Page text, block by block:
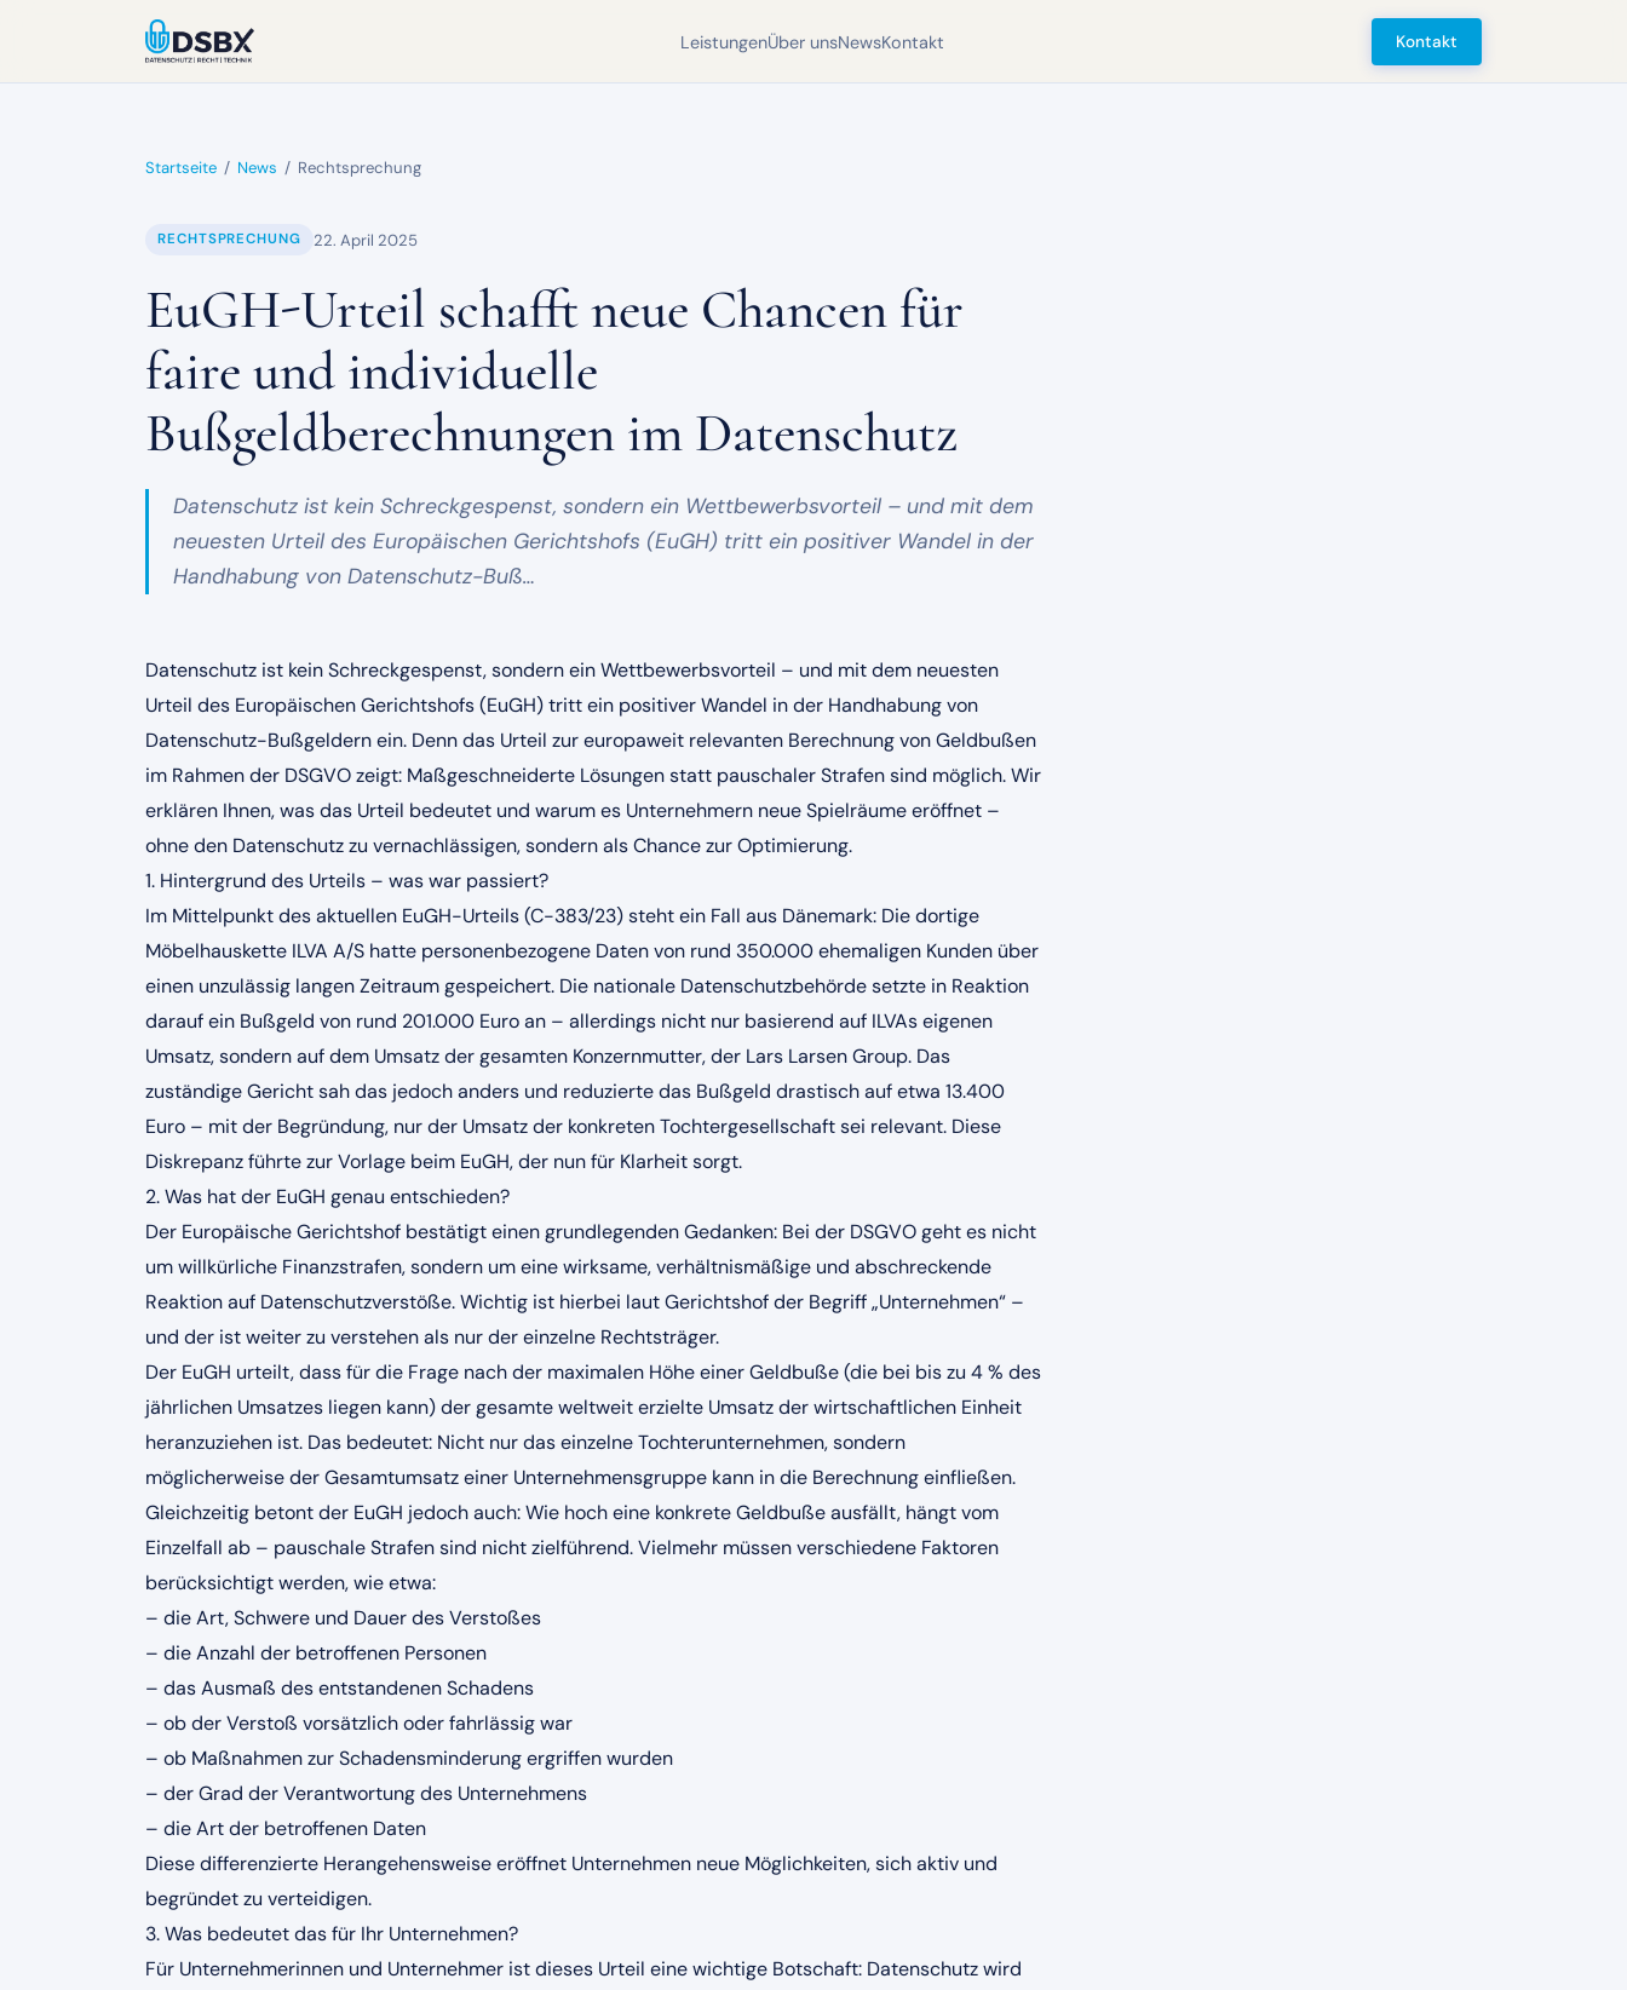
LeistungenÜber unsNewsKontakt Kontakt
Startseite / News / Rechtsprechung
RECHTSPRECHUNG 22. April 2025
EuGH-Urteil schafft neue Chancen für
faire und individuelle
Bußgeldberechnungen im Datenschutz
Datenschutz ist kein Schreckgespenst, sondern ein Wettbewerbsvorteil – und mit dem
neuesten Urteil des Europäischen Gerichtshofs (EuGH) tritt ein positiver Wandel in der
Handhabung von Datenschutz-Buß…
Datenschutz ist kein Schreckgespenst, sondern ein Wettbewerbsvorteil – und mit dem neuesten
Urteil des Europäischen Gerichtshofs (EuGH) tritt ein positiver Wandel in der Handhabung von
Datenschutz-Bußgeldern ein. Denn das Urteil zur europaweit relevanten Berechnung von Geldbußen
im Rahmen der DSGVO zeigt: Maßgeschneiderte Lösungen statt pauschaler Strafen sind möglich. Wir
erklären Ihnen, was das Urteil bedeutet und warum es Unternehmern neue Spielräume eröffnet –
ohne den Datenschutz zu vernachlässigen, sondern als Chance zur Optimierung.
1. Hintergrund des Urteils – was war passiert?
Im Mittelpunkt des aktuellen EuGH-Urteils (C-383/23) steht ein Fall aus Dänemark: Die dortige
Möbelhauskette ILVA A/S hatte personenbezogene Daten von rund 350.000 ehemaligen Kunden über
einen unzulässig langen Zeitraum gespeichert. Die nationale Datenschutzbehörde setzte in Reaktion
darauf ein Bußgeld von rund 201.000 Euro an – allerdings nicht nur basierend auf ILVAs eigenen
Umsatz, sondern auf dem Umsatz der gesamten Konzernmutter, der Lars Larsen Group. Das
zuständige Gericht sah das jedoch anders und reduzierte das Bußgeld drastisch auf etwa 13.400
Euro – mit der Begründung, nur der Umsatz der konkreten Tochtergesellschaft sei relevant. Diese
Diskrepanz führte zur Vorlage beim EuGH, der nun für Klarheit sorgt.
2. Was hat der EuGH genau entschieden?
Der Europäische Gerichtshof bestätigt einen grundlegenden Gedanken: Bei der DSGVO geht es nicht
um willkürliche Finanzstrafen, sondern um eine wirksame, verhältnismäßige und abschreckende
Reaktion auf Datenschutzverstöße. Wichtig ist hierbei laut Gerichtshof der Begriff „Unternehmen“ –
und der ist weiter zu verstehen als nur der einzelne Rechtsträger.
Der EuGH urteilt, dass für die Frage nach der maximalen Höhe einer Geldbuße (die bei bis zu 4 % des
jährlichen Umsatzes liegen kann) der gesamte weltweit erzielte Umsatz der wirtschaftlichen Einheit
heranzuziehen ist. Das bedeutet: Nicht nur das einzelne Tochterunternehmen, sondern
möglicherweise der Gesamtumsatz einer Unternehmensgruppe kann in die Berechnung einfließen.
Gleichzeitig betont der EuGH jedoch auch: Wie hoch eine konkrete Geldbuße ausfällt, hängt vom
Einzelfall ab – pauschale Strafen sind nicht zielführend. Vielmehr müssen verschiedene Faktoren
berücksichtigt werden, wie etwa:
– die Art, Schwere und Dauer des Verstoßes
– die Anzahl der betroffenen Personen
– das Ausmaß des entstandenen Schadens
– ob der Verstoß vorsätzlich oder fahrlässig war
– ob Maßnahmen zur Schadensminderung ergriffen wurden
– der Grad der Verantwortung des Unternehmens
– die Art der betroffenen Daten
Diese differenzierte Herangehensweise eröffnet Unternehmen neue Möglichkeiten, sich aktiv und
begründet zu verteidigen.
3. Was bedeutet das für Ihr Unternehmen?
Für Unternehmerinnen und Unternehmer ist dieses Urteil eine wichtige Botschaft: Datenschutz wird